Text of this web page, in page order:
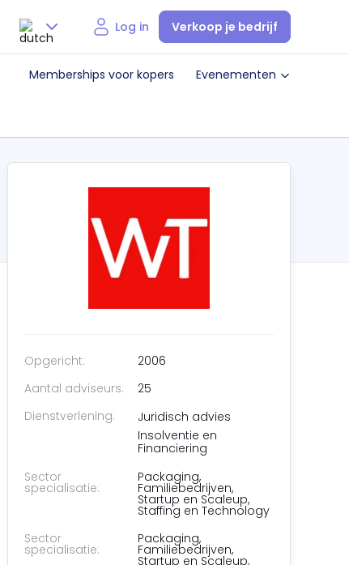
Nederlands
Log in Verkoop je bedrijf
Memberships voor kopers Evenementen
Opgericht:
2006
Aantal adviseurs:
25
Dienstverlening:
Juridisch advies
Insolventie en
Financiering
Sector
specialisatie:
Packaging,
Familiebedrijven,
Startup en Scaleup,
Staffing en Technology
Sector
specialisatie:
Packaging,
Familiebedrijven,
Startup en Scaleup,